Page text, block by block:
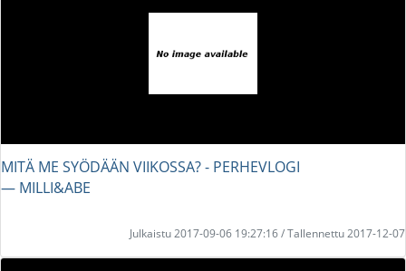
MITÄ ME SYÖDÄÄN VIIKOSSA? - PERHEVLOGI
― MILLI&ABE
Julkaistu 2017-09-06 19:27:16 / Tallennettu 2017-12-07